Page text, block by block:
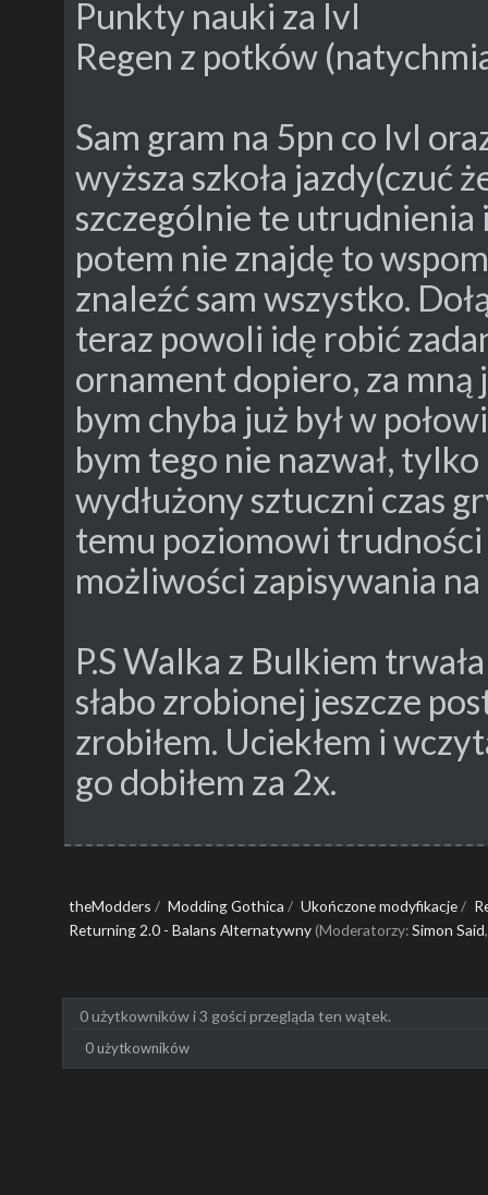
Punkty nauki za lvl
Regen z potków
Sam gram na 5pn co lvl
wyższa szkoła jazdy(czuć
szczególnie te utrudnienia
potem nie znajdę to
znaleźć sam wszystko.
teraz powoli idę robić
ornament dopiero, za
bym chyba już był w
bym tego nie nazwał,
wydłużony sztuczni czas
temu poziomowi trudności
możliwości zapisywania
P.S Walka z Bulkiem
słabo zrobionej jeszcze
zrobiłem. Uciekłem i
go dobiłem za 2x.
theModders / Modding Gothica / Ukończone modyfikacje/
Returning 2.0 - Balans Alternatywny(Moderatorzy:Simon Said
0 użytkowników i 3 gości przegląda ten wątek.
0 użytkowników